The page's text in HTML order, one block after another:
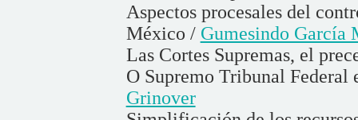
Aspectos procesales del
México / Gumesindo García
Las Cortes Supremas, el
O Supremo Tribunal
Grinover